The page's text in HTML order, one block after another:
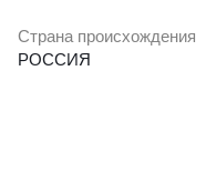
Страна происхождения
РОССИЯ